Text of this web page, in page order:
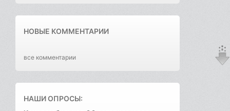
НОВЫЕ КОММЕНТАРИИ
все комментарии
НАШИ ОПРОСЫ: